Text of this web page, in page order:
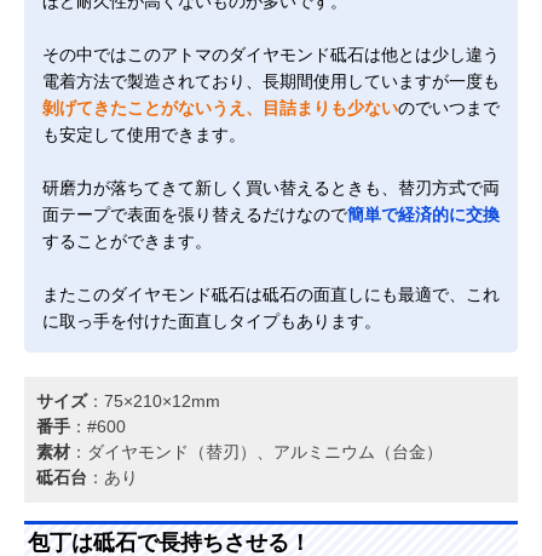
その中ではこのアトマのダイヤモンド砥石は他とは少し違う
電着方法で製造されており、長期間使用していますが一度も
剝げてきたことがないうえ、目詰まりも少ないのでいつまで
も安定して使用できます。
研磨力が落ちてきて新しく買い替えるときも、替刃方式で両
面テープで表面を張り替えるだけなので簡単で経済的に交換
することができます。
またこのダイヤモンド砥石は砥石の面直しにも最適で、これ
に取っ手を付けた面直しタイプもあります。
サイズ：75×210×12mm
番手 ：#600
素材 ：‎ダイヤモンド（替刃）、アルミニウム（台金）
砥石台 ：あり
包丁は砥石で長持ちさせる！